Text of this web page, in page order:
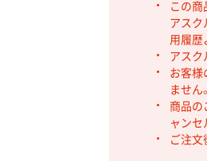
この商
アスク
用履歴
アスク
お客様
ません。
商品の
ャンセ
ご注文